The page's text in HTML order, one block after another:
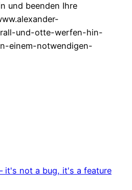
und beenden Ihre
und-otte-werfen-hin-
einem-notwendigen-
it's not a bug, it's a feature